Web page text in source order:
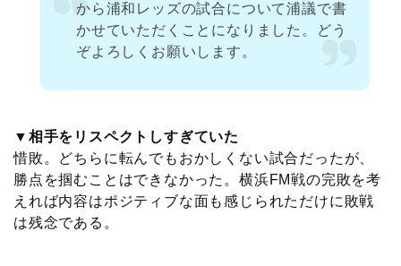
から浦和レッズの試合について浦議で書
かせていただくことになりました。どう
ぞよろしくお願いします。
▼相手をリスペクトしすぎていた
惜敗。どちらに転んでもおかしくない試合だったが、
勝点を掴むことはできなかった。横浜FM戦の完敗を考
えれば内容はポジティブな面も感じられただけに敗戦
は残念である。